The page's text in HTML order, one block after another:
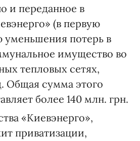
и переданное в
(в первую
уменьшения потерь в
имущество во
тепловых сетях,
Общая сумма этого
более 140 млн. грн.
«Киевэнерго»,
приватизации,